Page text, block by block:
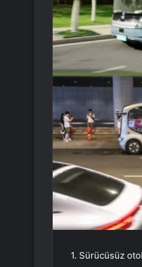
1. Sürücüsüz